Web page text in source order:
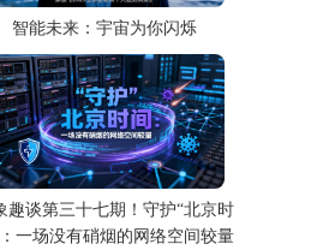
智能未来：宇宙为你闪烁
趣谈第三十七期！守护“北京时
一场没有硝烟的网络空间较量